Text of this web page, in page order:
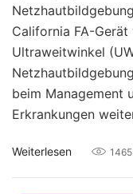
California FA-
Ultraweitwinkel
beim Management
Erkrankungen
Weiterlesen 1465